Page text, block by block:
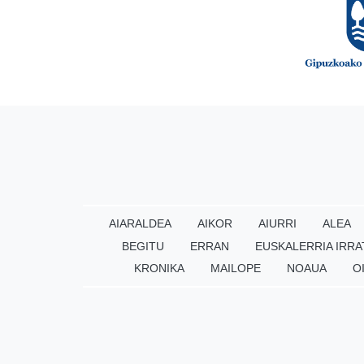
AIARALDEA AIKOR AIURRI ALEA
BEGITU
ERRAN EUSKALERRIA
KRONIKA
MAILOPE NOAUA